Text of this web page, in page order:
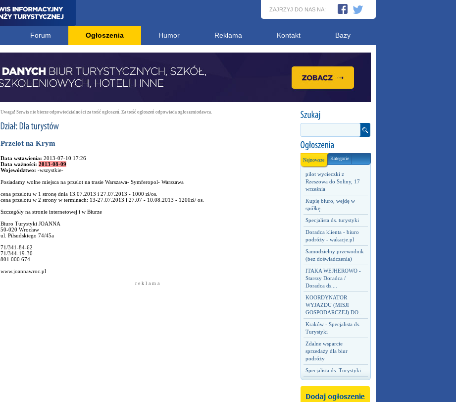
ZAJRZYJ DO NAS NA:
Forum Ogłoszenia Humor Reklama Kontakt Bazy
Najnowsze Kategorie
pilot wycieczki z
Rzeszowa do Soliny, 17
września
Kupię biuro, wejdę w
spółkę.
Specjalista ds. turystyki
Doradca klienta - biuro
podróży - wakacje.pl
Samodzielny przewodnik
(bez doświadczenia)
ITAKA WEJHEROWO -
Starszy Doradca /
Doradca ds....
KOORDYNATOR
WYJAZDU (MISJI
GOSPODARCZEJ) DO...
Kraków - Specjalista ds.
Turystyki
Zdalne wsparcie
sprzedaży dla biur
podróży
Specjalista ds. Turystyki
Uwaga! Serwis nie bierze odpowiedzialności za treść ogłoszeń. Za treść ogłoszeń odpowiada ogłoszeniodawca.
Przelot na Krym
Data wstawienia: 2013-07-10 17:26
Data ważności: 2013-08-09
Województwo: -wszystkie-
Posiadamy wolne miejsca na przelot na trasie Warszawa- Symferopol- Warszawa
cena przelotu w 1 stronę dnia 13.07.2013 i 27.07.2013 - 1000 zł/os.
cena przelotu w 2 strony w terminach: 13-27.07.2013 i 27.07 - 10.08.2013 - 1200zł/ os.
Szczegóły na stronie internetowej i w Biurze
Biuro Turystyki JOANNA
50-020 Wrocław
ul. Piłsudskiego 74/45a
71/341-84-62
71/344-19-30
801 000 674
www.joannawroc.pl
r e k l a m a